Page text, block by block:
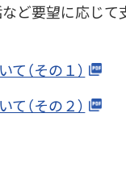
要望に応じて
（その１）
（その２）